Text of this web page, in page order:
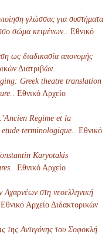
γλώσσας για συστήματα
σώμα κειμένων.
. Εθνικό
ως διαδικασία απονομής
Διατριβών.
Greek theatre translation
. Εθνικό Αρχείο
Regime et la
terminologique.
. Εθνικό
Karyotakis
. Εθνικό Αρχείο
στη νεοελληνική
. Εθνικό Αρχείο Διδακτορικών
της Αντιγόνης του Σοφοκλή